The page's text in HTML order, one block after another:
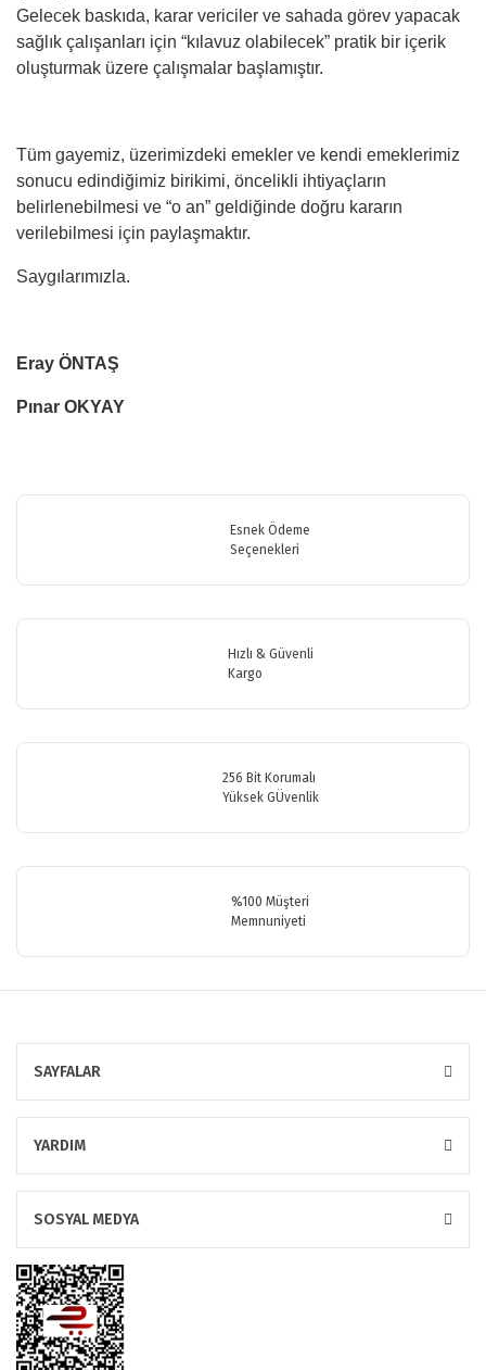
Gelecek baskıda, karar vericiler ve sahada görev yapacak
sağlık çalışanları için “kılavuz olabilecek” pratik bir içerik
oluşturmak üzere çalışmalar başlamıştır.
Tüm gayemiz, üzerimizdeki emekler ve kendi emeklerimiz
sonucu edindiğimiz birikimi, öncelikli ihtiyaçların
belirlenebilmesi ve “o an” geldiğinde doğru kararın
verilebilmesi için paylaşmaktır.
Saygılarımızla.
Eray ÖNTAŞ
Pınar OKYAY
Bu ürüne ilk yorumu siz yapın!
Görüş ve önerileriniz için teşekkür ederiz.
Ürün resmi kalitesiz, bozuk veya görüntülenemiyor.
Ürün fiyatı diğer sitelerden daha pahalı.
Esnek Ödeme
Seçenekleri
Hızlı & Güvenli
Kargo
256 Bit Korumalı
Yüksek GÜvenlik
%100 Müşteri
Memnuniyeti
SAYFALAR
YARDIM
SOSYAL MEDYA